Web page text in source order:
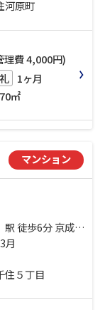
河原町
理費 4,000円)
礼 1ヶ月
㎡
マンション
歩6分 京成本
分 日比谷
7分
月
住５丁目